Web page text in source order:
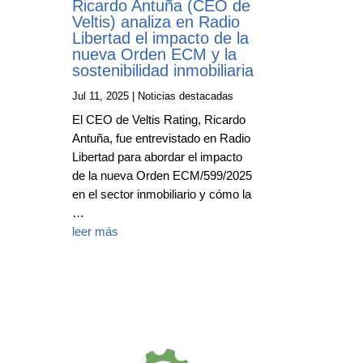
Ricardo Antuña (CEO de
Veltis) analiza en Radio
Libertad el impacto de la
nueva Orden ECM y la
sostenibilidad inmobiliaria
Jul 11, 2025 Noticias destacadas
El CEO de Veltis Rating, Ricardo
Antuña, fue entrevistado en Radio
Libertad para abordar el impacto
de la nueva Orden ECM/599/2025
en el sector inmobiliario y cómo la
…
leer más